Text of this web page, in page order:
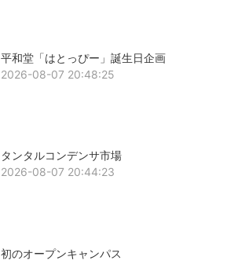
平和堂「はとっぴー」誕生日企画
2026-08-07 20:48:25
タンタルコンデンサ市場
2026-08-07 20:44:23
初のオープンキャンパス